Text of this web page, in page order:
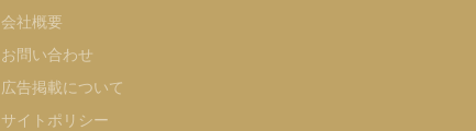
会社概要
お問い合わせ
広告掲載について
サイトポリシー